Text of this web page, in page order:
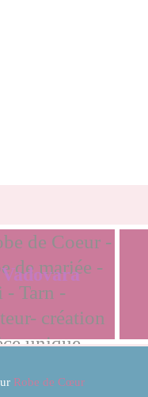
Vadovara
Robe de Cœur